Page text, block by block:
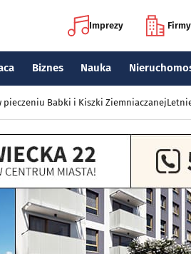
Imprezy Firmy
Biznes Nauka
pieczeniu Babki i Kiszki Ziemniaczanej